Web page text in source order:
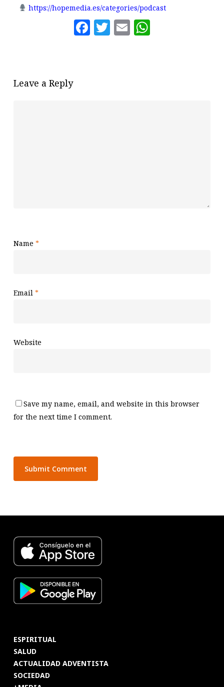
https://hopemedia.es/categories/podcast
Facebook
Twitter
Email
Leave a Reply
Name *
Email *
Website
Save my name, email, and website in this browser
for the next time I comment.
ESPIRITUAL
SALUD
ACTUALIDAD ADVENTISTA
SOCIEDAD